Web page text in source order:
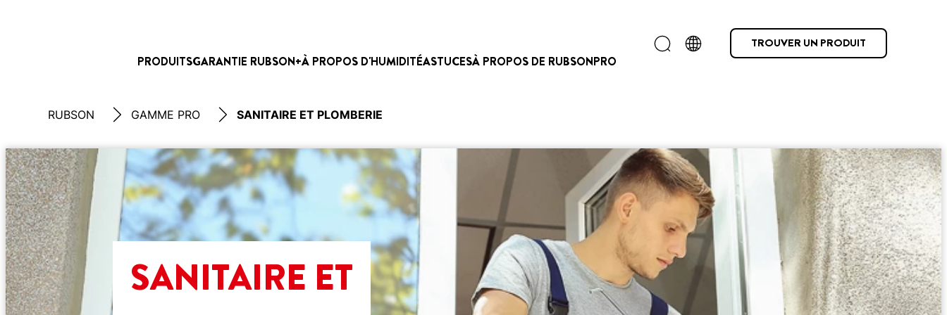
PRODUITSGARANTIE RUBSON+À PROPOS D'HUMIDITÉASTUCESÀ PROPOS DE RUBSONPRO
TROUVER UN PRODUIT
RUBSON GAMME PRO SANITAIRE ET PLOMBERIE
SANITAIRE ET